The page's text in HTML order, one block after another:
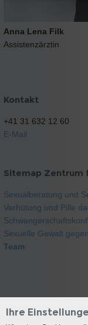
Anna Lena Filk
Assistenzärztin
Kontakt
+41 31 632 12 60
E-Mail
Sitemap Zentrum
Sexualberatung und
Verhütung und Pille
Sexuelle Gewalt
Team
Ihre